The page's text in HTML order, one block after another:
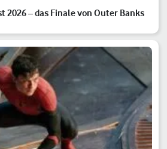
2026 – das Finale von Outer Banks